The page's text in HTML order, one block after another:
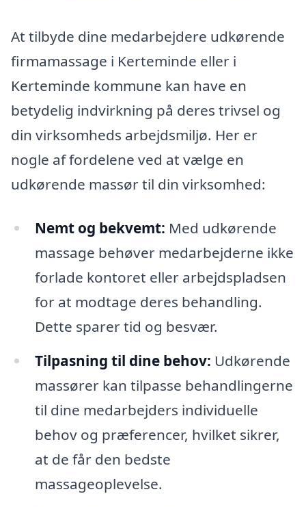
At tilbyde dine medarbejdere udkørende
firmamassage i Kerteminde eller i
Kerteminde kommune kan have en
betydelig indvirkning på deres trivsel og
din virksomheds arbejdsmiljø. Her er
nogle af fordelene ved at vælge en
udkørende massør til din virksomhed:
Nemt og bekvemt: Med udkørende
massage behøver medarbejderne ikke
forlade kontoret eller arbejdspladsen
for at modtage deres behandling.
Dette sparer tid og besvær.
Tilpasning til dine behov: Udkørende
massører kan tilpasse behandlingerne
til dine medarbejders individuelle
behov og præferencer, hvilket sikrer,
at de får den bedste
massageoplevelse.